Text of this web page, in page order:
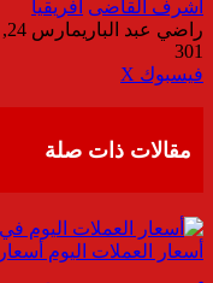
اشرف القاضى افريقيا
راضي عبد الباريمارس 24, 2019
301
فيسبوك ‫X
مقالات ذات صلة